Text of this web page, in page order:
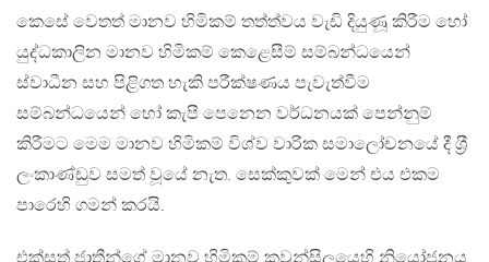
කෙසේ වෙතත් මානව හිමිකම් තත්ත්වය වැඩි දියුණූ කිරීම හෝ
යුද්ධකාලින මානව හිමිකම් කෙළෙසීම් සම්බන්ධයෙන්
ස්වාධීන සහ පිළිගත හැකි පරීක්ෂණය පැවැත්වීම
සම්බන්ධයෙන් හෝ කැපී පෙනෙන වර්ධනයක් පෙන්නුම්
කිරීමට මෙම මානව හිමිකම් විශ්ව වාරික සමාලෝචනයේ දී ශ‍්‍රී
ලංකාණ්ඩුව සමත් වූයේ නැත. සෙක්කුවක් මෙන් එය එකම
පාරෙහි ගමන් කරයි.
එක්සත් ජාතීන්ගේ මානව හිමිකම් කවුන්සිලයෙහි නියෝජනය